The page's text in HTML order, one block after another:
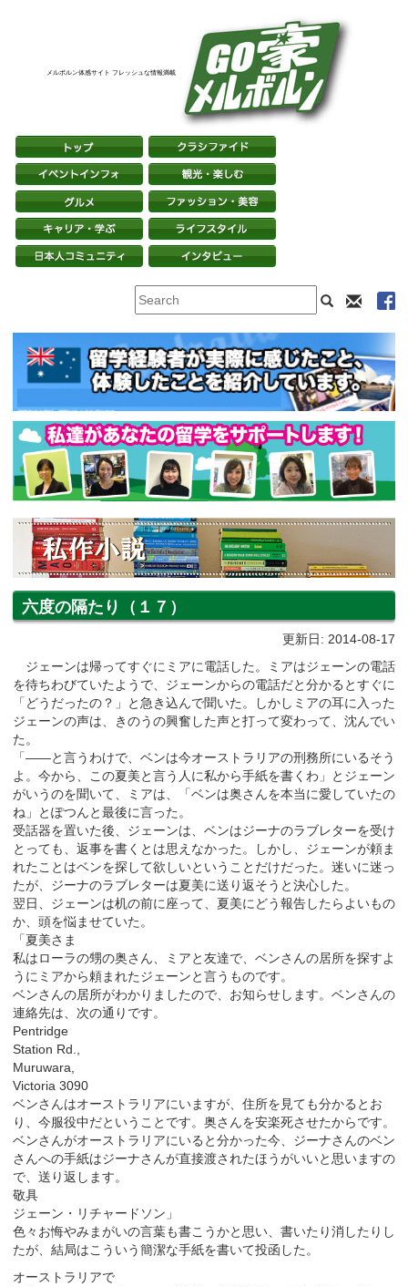
メルボルン体感サイト フレッシュな情報満載
六度の隔たり（１７）
更新日: 2014-08-17
ジェーンは帰ってすぐにミアに電話した。ミアはジェーンの電話
を待ちわびていたようで、ジェーンからの電話だと分かるとすぐに
「どうだったの？」と急き込んで聞いた。しかしミアの耳に入った
ジェーンの声は、きのうの興奮した声と打って変わって、沈んでい
た。
「――と言うわけで、ベンは今オーストラリアの刑務所にいるそう
よ。今から、この夏美と言う人に私から手紙を書くわ」とジェーン
がいうのを聞いて、ミアは、「ベンは奥さんを本当に愛していたの
ね」とぽつんと最後に言った。
受話器を置いた後、ジェーンは、ベンはジーナのラブレターを受け
とっても、返事を書くとは思えなかった。しかし、ジェーンが頼ま
れたことはベンを探して欲しいということだけだった。迷いに迷っ
たが、ジーナのラブレターは夏美に送り返そうと決心した。
翌日、ジェーンは机の前に座って、夏美にどう報告したらよいもの
か、頭を悩ませていた。
「夏美さま
私はローラの甥の奥さん、ミアと友達で、ベンさんの居所を探すよ
うにミアから頼まれたジェーンと言うものです。
ベンさんの居所がわかりましたので、お知らせします。ベンさんの
連絡先は、次の通りです。
Pentridge
Station Rd.,
Muruwara,
Victoria 3090
ベンさんはオーストラリアにいますが、住所を見ても分かるとお
り、今服役中だということです。奥さんを安楽死させたからです。
ベンさんがオーストラリアにいると分かった今、ジーナさんのベン
さんへの手紙はジーナさんが直接渡されたほうがいいと思いますの
で、送り返します。
敬具
ジェーン・リチャードソン」
色々お悔やみまがいの言葉も書こうかと思い、書いたり消したりし
たが、結局はこういう簡潔な手紙を書いて投函した。
オーストラリアで